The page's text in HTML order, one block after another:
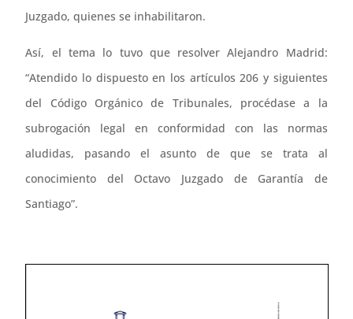
Juzgado, quienes se inhabilitaron.
Así, el tema lo tuvo que resolver Alejandro Madrid:
“Atendido lo dispuesto en los artículos 206 y siguientes
del Código Orgánico de Tribunales, procédase a la
subrogación legal en conformidad con las normas
aludidas, pasando el asunto de que se trata al
conocimiento del Octavo Juzgado de Garantía de
Santiago”.